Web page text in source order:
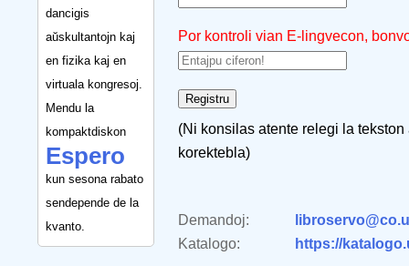
dancigis
aŭskultantojn kaj
en fizika kaj en
virtuala kongresoj.
Mendu la
kompaktdiskon
Espero
kun sesona rabato
sendepende de la
kvanto.
Por kontroli vian E-lingvecon,
(Ni konsilas atente relegi la
korektebla)
Demandoj:
Katalogo:
https://